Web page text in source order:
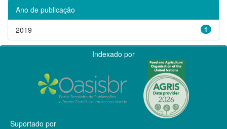
Ano de publicação
1
2019
Indexado por
Suportado por